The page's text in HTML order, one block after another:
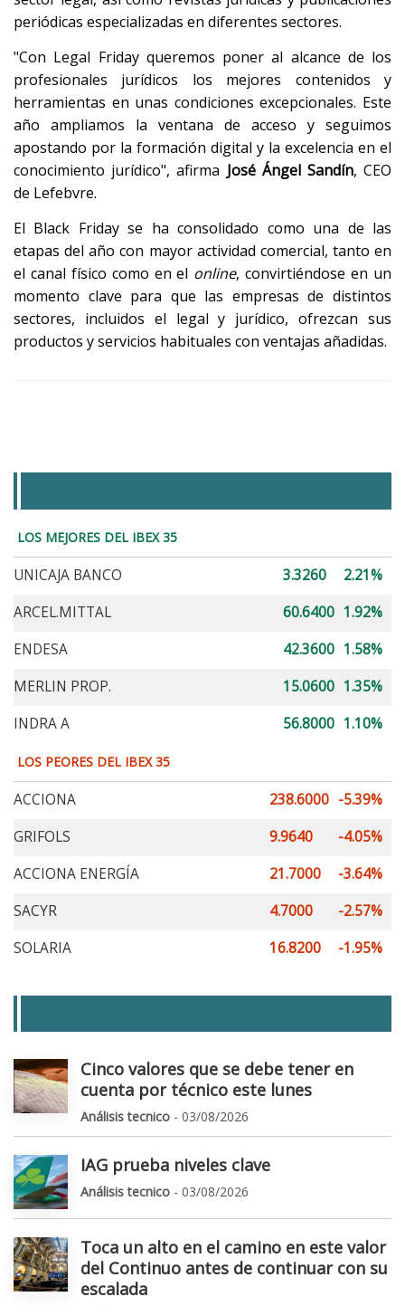
periódicas especializadas en diferentes sectores.
"Con Legal Friday queremos poner al alcance de los
profesionales jurídicos los mejores contenidos y
herramientas en unas condiciones excepcionales. Este
año ampliamos la ventana de acceso y seguimos
apostando por la formación digital y la excelencia en el
conocimiento jurídico", afirma José Ángel Sandín, CEO
de Lefebvre.
El Black Friday se ha consolidado como una de las
etapas del año con mayor actividad comercial, tanto en
el canal físico como en el online, convirtiéndose en un
momento clave para que las empresas de distintos
sectores, incluidos el legal y jurídico, ofrezcan sus
productos y servicios habituales con ventajas añadidas.
LOS MEJORES DEL IBEX 35
UNICAJA BANCO 3.3260
2.21%
ARCEL.MITTAL
60.6400 1.92%
ENDESA
42.3600 1.58%
MERLIN PROP.
15.0600 1.35%
INDRA A
56.8000 1.10%
LOS PEORES DEL IBEX 35
ACCIONA 238.6000 -5.39%
GRIFOLS
9.9640
-4.05%
ACCIONA ENERGÍA
21.7000
-3.64%
SACYR
4.7000
-2.57%
SOLARIA
16.8200 -1.95%
Cinco valores que se debe tener en
cuenta por técnico este lunes
Análisis tecnico - 03/08/2026
IAG prueba niveles clave
Análisis tecnico - 03/08/2026
Toca un alto en el camino en este valor
del Continuo antes de continuar con su
escalada